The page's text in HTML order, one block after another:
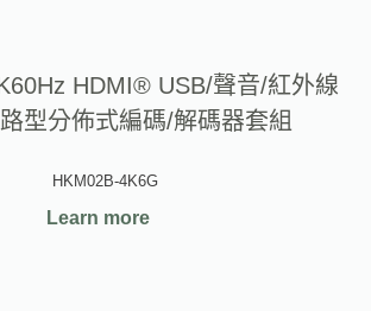
HDMI® USB/聲音/紅外線
型分佈式編碼/解碼器套組
HKM02B-4K6G
Learn more